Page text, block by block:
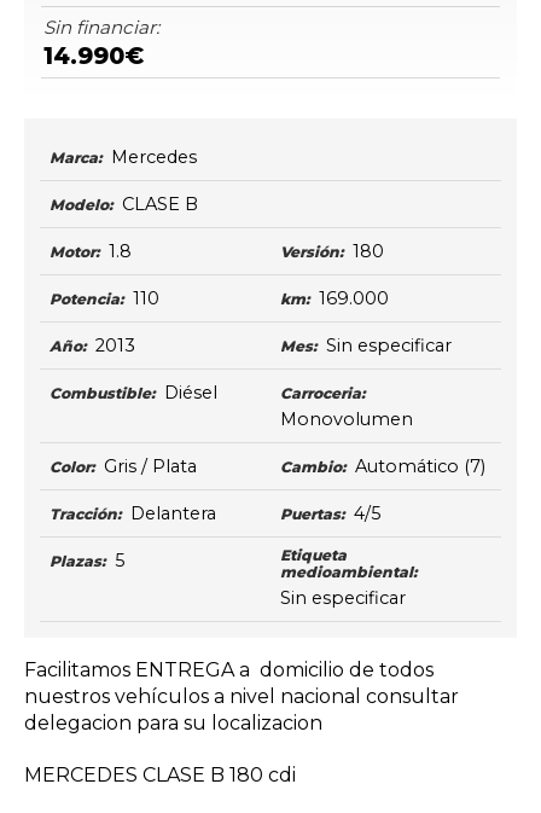
Sin financiar:
14.990€
Marca: Mercedes
Modelo: CLASE B
Motor: 1.8 Versión: 180
Potencia: 110 km: 169.000
Año: 2013 Mes: Sin especificar
Combustible: Diésel Carroceria:
Monovolumen
Color: Gris / Plata Cambio: Automático (7)
Tracción: Delantera Puertas: 4/5
Plazas: 5
Etiqueta
medioambiental:
Sin especificar
Facilitamos ENTREGA a domicilio de todos
nuestros vehículos a nivel nacional consultar
delegacion para su localizacion
MERCEDES CLASE B 180 cdi